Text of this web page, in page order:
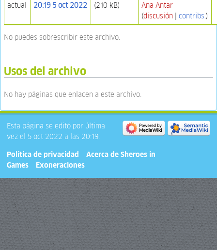
actual
20:19 5 oct 2022 (210 kB)
Ana Antar
(discusión| contribs.)
No puedes sobrescribir este archivo.
Usos del archivo
No hay páginas que enlacen a este archivo.
Esta página se editó por última
vez el 5 oct 2022 a las 20:19.
Política de privacidad
Acerca de Sheroes in
Games
Exoneraciones